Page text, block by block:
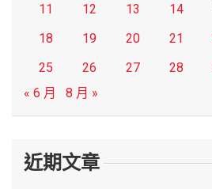
11
12 13 14
18
19 20 21
25
26 27 28
« 6 月
8 月 »
近期文章